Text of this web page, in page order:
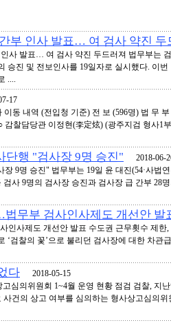
부 인사 발표… 여 검사 약진 두
사 발표… 여 검사 약진 두드러져 법무부는
승진 및 전보인사를 19일자로 실시했다. 이
....
17
이동 내역 (전입청 기준) 전 보 (596명) 법 무
찰담당관 이정현(李定炫) (광주지검 형사1
단행 "검사장 9명 승진" 2018-06-
9명 승진" 법무부는 19일 윤 대진(54·사법
사 9명의 검사장 승진과 검사장 급 간부 28
무부 검사인사제도 개선안 발
인사제도 개선안 발표 수도권 근무횟수 제한
검찰의 꽃’으로 불리던 검사장에 대한 차관
다 2018-05-15
고심의위원회 1~4월 운영 현황 점검 검찰, 지
건의 상고 여부를 심의하는 형사상고심의